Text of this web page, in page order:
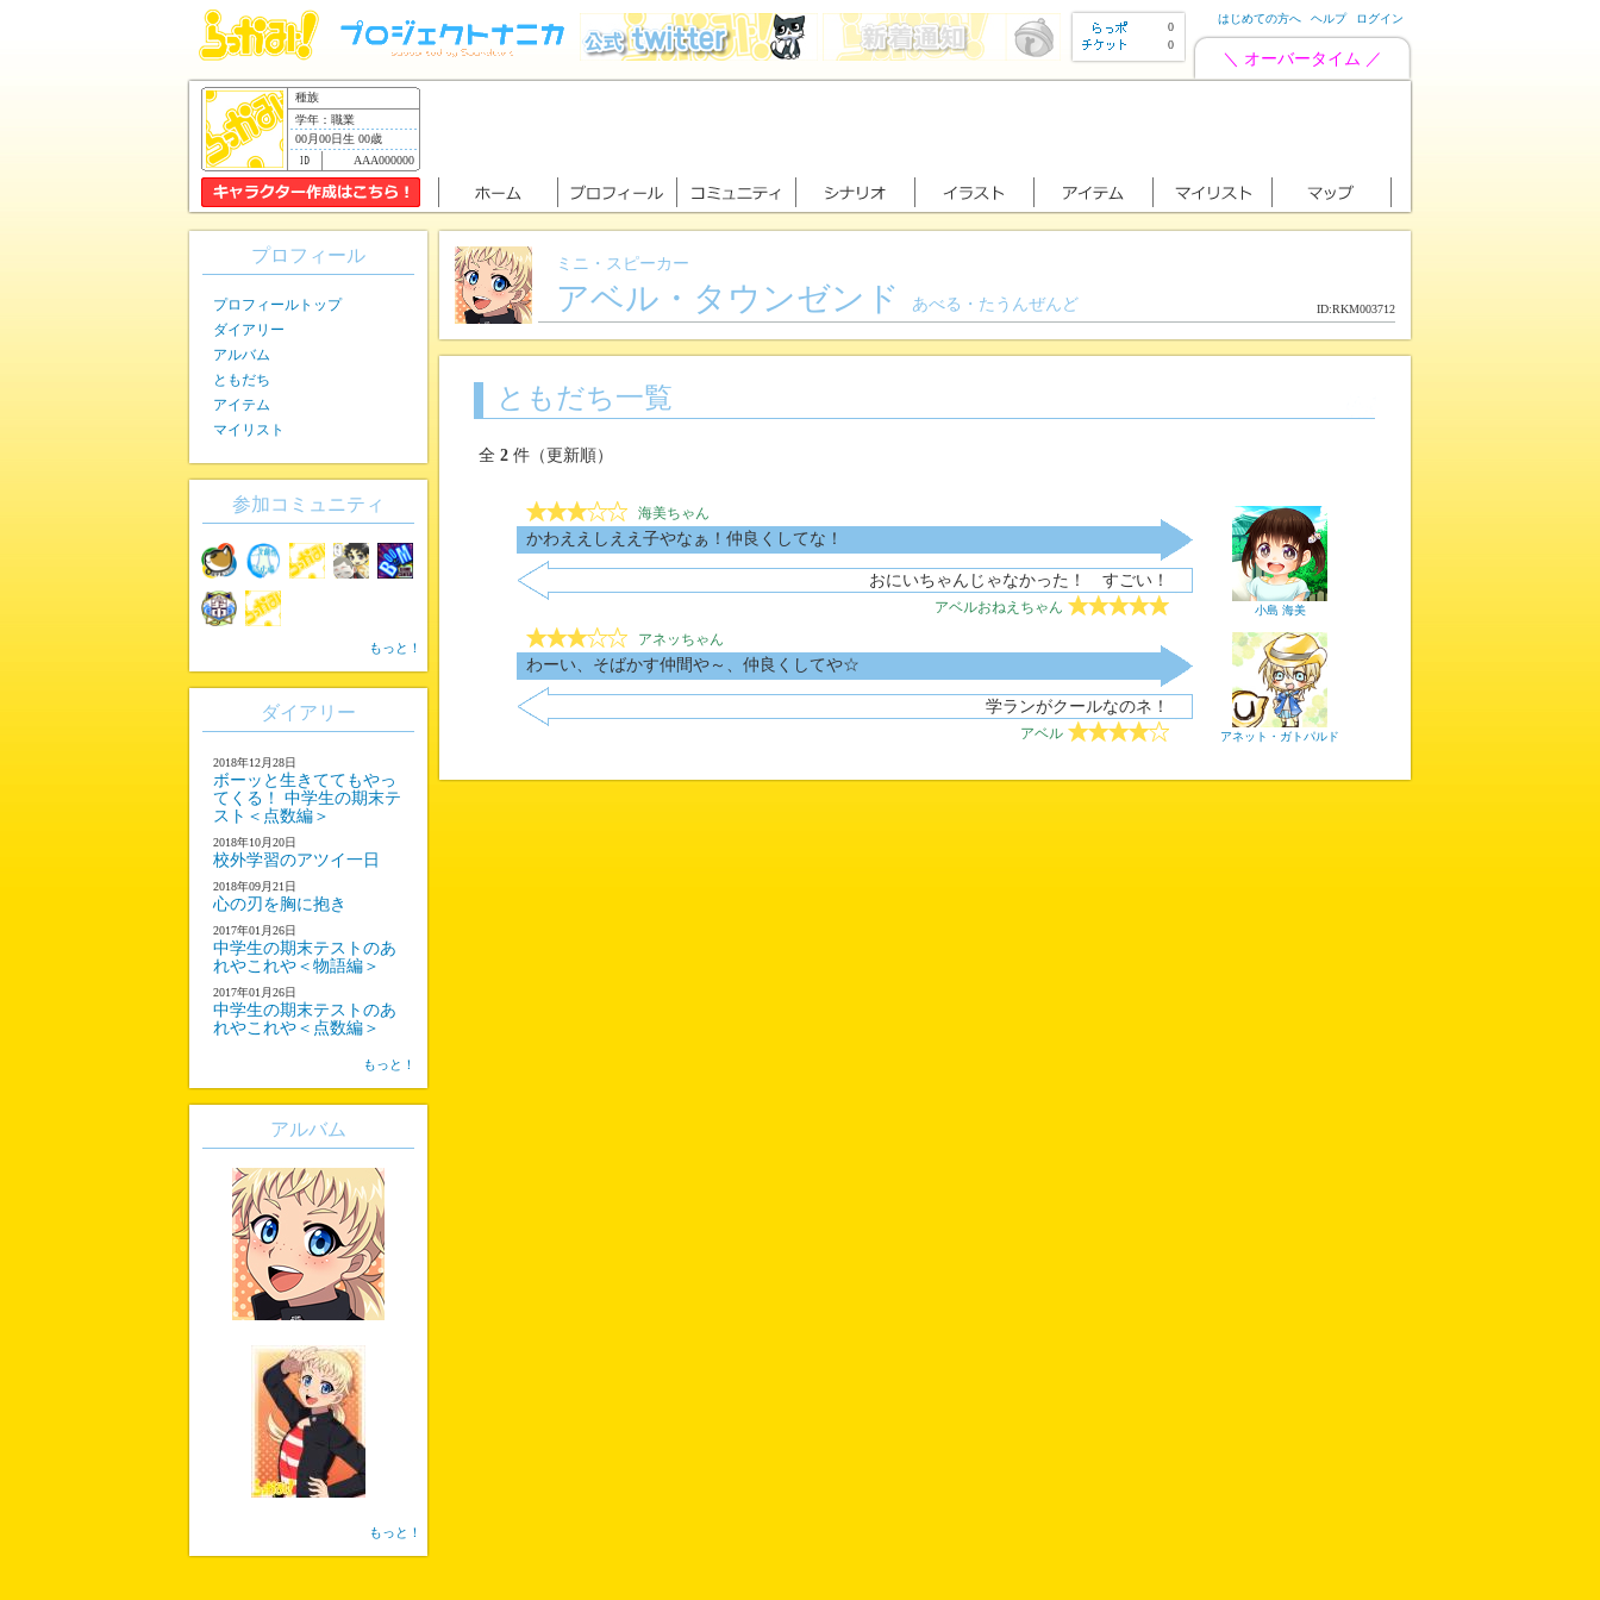
0
0
はじめての方へ ヘルプ ログイン
＼ オーバータイム ／
種族
学年：職業
00月00日生 00歳
AAA000000
ミニ・スピーカー
アベル・タウンゼンド あべる・たうんぜんど ID:RKM003712
ともだち一覧
全 2 件（更新順）
海美ちゃん
かわええしええ子やなぁ！仲良くしてな！
小島 海美
おにいちゃんじゃなかった！ すごい！
アベルおねえちゃん
アネッちゃん
わーい、そばかす仲間や～、仲良くしてや☆
アネット・ガトパルド
学ランがクールなのネ！
アベル
プロフィール
プロフィールトップ
ダイアリー
アルバム
ともだち
アイテム
マイリスト
参加コミュニティ
もっと！
ダイアリー
2018年12月28日
ボーッと生きててもやっ
てくる！ 中学生の期末テ
スト＜点数編＞
2018年10月20日
校外学習のアツイ一日
2018年09月21日
心の刃を胸に抱き
2017年01月26日
中学生の期末テストのあ
れやこれや＜物語編＞
2017年01月26日
中学生の期末テストのあ
れやこれや＜点数編＞
もっと！
アルバム
もっと！